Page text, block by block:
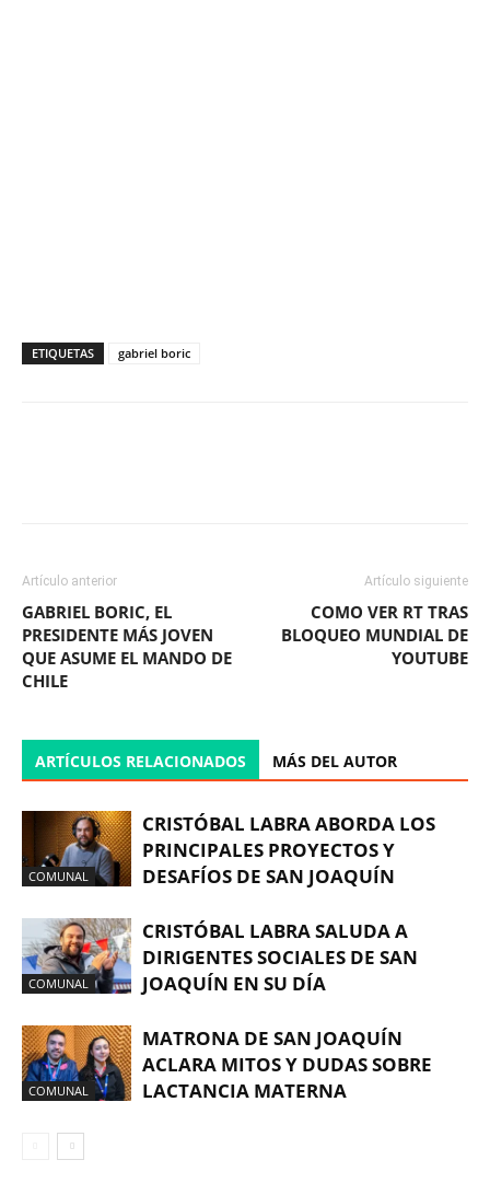
ETIQUETAS gabriel boric
Artículo anterior
GABRIEL BORIC, EL
PRESIDENTE MÁS JOVEN
QUE ASUME EL MANDO DE
CHILE
Artículo siguiente
COMO VER RT TRAS
BLOQUEO MUNDIAL DE
YOUTUBE
ARTÍCULOS RELACIONADOS MÁS DEL AUTOR
COMUNAL
CRISTÓBAL LABRA ABORDA LOS
PRINCIPALES PROYECTOS Y
DESAFÍOS DE SAN JOAQUÍN
COMUNAL
CRISTÓBAL LABRA SALUDA A
DIRIGENTES SOCIALES DE SAN
JOAQUÍN EN SU DÍA
COMUNAL
MATRONA DE SAN JOAQUÍN
ACLARA MITOS Y DUDAS SOBRE
LACTANCIA MATERNA